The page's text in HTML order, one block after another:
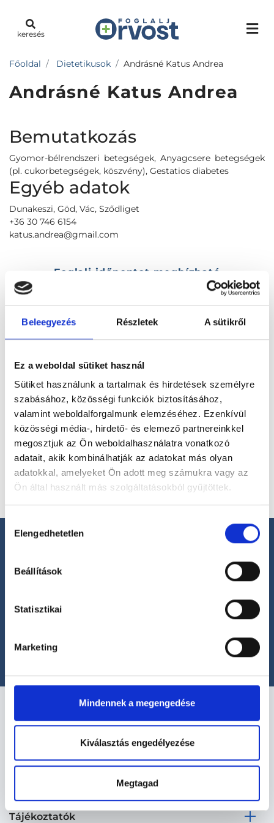
Beleegyezés Részletek A sütikről
Ez a weboldal sütiket használ
Sütiket használunk a tartalmak és hirdetések személyre
szabásához, közösségi funkciók biztosításához,
valamint weboldalforgalmunk elemzéséhez. Ezenkívül
közösségi média-, hirdető- és elemező partnereinkkel
megosztjuk az Ön weboldalhasználatra vonatkozó
adatait, akik kombinálhatják az adatokat más olyan
adatokkal, amelyeket Ön adott meg számukra vagy az
Ön által használt más szolgáltatásokból gyűjtöttek.
szabályzat:https://foglaljorvost.hu/info/foglaljorvost-
Hozzájárulás
kiválasztása
Elengedhetetlen
Beállítások
Statisztikai
Marketing
Mindennek a megengedése
Kiválasztás engedélyezése
Megtagad
keresés
Főoldal Dietetikusok Andrásné Katus Andrea
Andrásné Katus Andrea
Bemutatkozás
Gyomor-bélrendszeri betegségek, Anyagcsere betegségek
(pl. cukorbetegségek, köszvény), Gestatios diabetes
Egyéb adatok
Dunakeszi, Göd, Vác, Sződliget
+36 30 746 6154
katus.andrea@gmail.com
Foglalj időpontot megbízható
Válassz szakterületet
Válassz helyszínt
Tájékoztatók